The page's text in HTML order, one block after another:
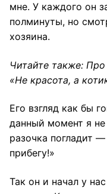
мне. У каждого он
полминуты, но
хозяина.
Читайте также: Про
«Не красота, а
Его взгляд как бы
данный момент я
разочка погладит
прибегу!»
Так он и начал у